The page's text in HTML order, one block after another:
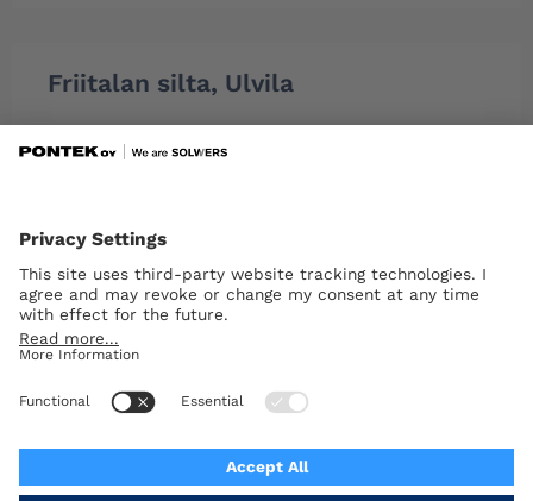
Friitalan silta, Ulvila
Lue lisää »